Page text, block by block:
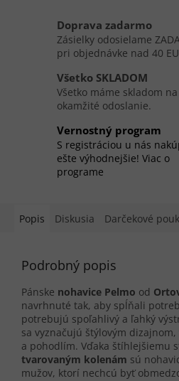
Doprava zadarmo
Zásielky odosielame
pri objednávke nad 40
Všetko SKLADOM
Všetko máme skladom na
okamžité odoslanie.
Vernostný program
S registráciou u nás
ešte výhodnejšie! Viac o
programe
Popis Diskusia Darčekové
Podrobný popis
Pánske nohavice Pelmo od
navrhnuté tak, aby spĺňali
potrebujú spoľahlivý a ľahký
sa vyznačujú štýlovým
a pohodlím. Vďaka štíhlejšiemu
tvarovaným kolenám sú
mužov, ktorí nechcú byť